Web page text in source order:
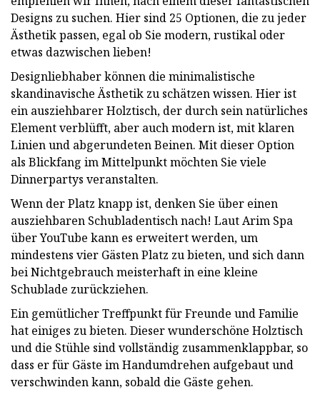
Designs zu suchen. Hier sind 25 Optionen, die zu jeder
Ästhetik passen, egal ob Sie modern, rustikal oder
etwas dazwischen lieben!
Designliebhaber können die minimalistische
skandinavische Ästhetik zu schätzen wissen. Hier ist
ein ausziehbarer Holztisch, der durch sein natürliches
Element verblüfft, aber auch modern ist, mit klaren
Linien und abgerundeten Beinen. Mit dieser Option
als Blickfang im Mittelpunkt möchten Sie viele
Dinnerpartys veranstalten.
Wenn der Platz knapp ist, denken Sie über einen
ausziehbaren Schubladentisch nach! Laut Arim Spa
über YouTube kann es erweitert werden, um
mindestens vier Gästen Platz zu bieten, und sich dann
bei Nichtgebrauch meisterhaft in eine kleine
Schublade zurückziehen.
Ein gemütlicher Treffpunkt für Freunde und Familie
hat einiges zu bieten. Dieser wunderschöne Holztisch
und die Stühle sind vollständig zusammenklappbar, so
dass er für Gäste im Handumdrehen aufgebaut und
verschwinden kann, sobald die Gäste gehen.